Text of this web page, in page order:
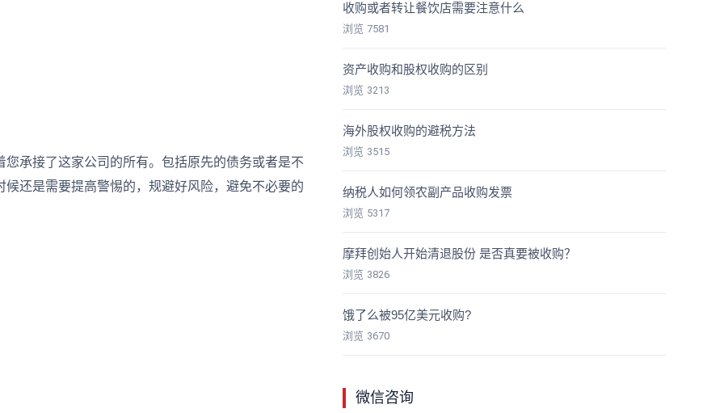
接了这家公司的所有。包括原先的债务或者是不
还是需要提高警惕的，规避好风险，避免不必要的
收购或者转让餐饮店需要注意什么
浏览 7581
资产收购和股权收购的区别
浏览 3213
海外股权收购的避税方法
浏览 3515
纳税人如何领农副产品收购发票
浏览 5317
摩拜创始人开始清退股份 是否真要被收购？
浏览 3826
饿了么被95亿美元收购?
浏览 3670
微信咨询